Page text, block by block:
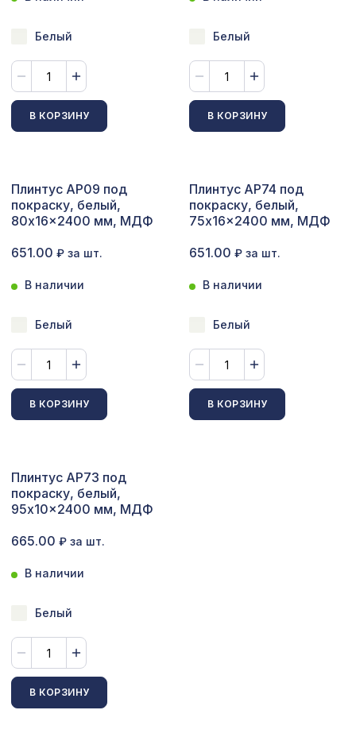
Перфорированная панель АБАКО,
Перфорированная панель ГОТИКА,
1200х600мм, ХДФ, венге
Перфорированная панель ДАМАСКО,
Prints L5031, 0,91 x 5,5 м
1157 ₽
Перфорированная потолочная плита
клён
Перфорированная панель
Перфорированная панель ИНДИЯ,
1030х695мм, ХДФ, дуб
Перфорированная панель
РОМАНИКО, 2070х930мм, ХДФ,
белая
Белый
В КОРЗИНУ
Белый
В КОРЗИНУ
Плинтус AP09 под
покраску, белый,
80x16x2400 мм, МДФ
651.00 ₽ за шт.
В наличии
Белый
В КОРЗИНУ
Плинтус AP74 под
покраску, белый,
75x16x2400 мм, МДФ
651.00 ₽ за шт.
В наличии
Белый
В КОРЗИНУ
Плинтус AP73 под
покраску, белый,
95x10x2400 мм, МДФ
665.00 ₽ за шт.
В наличии
Белый
В КОРЗИНУ